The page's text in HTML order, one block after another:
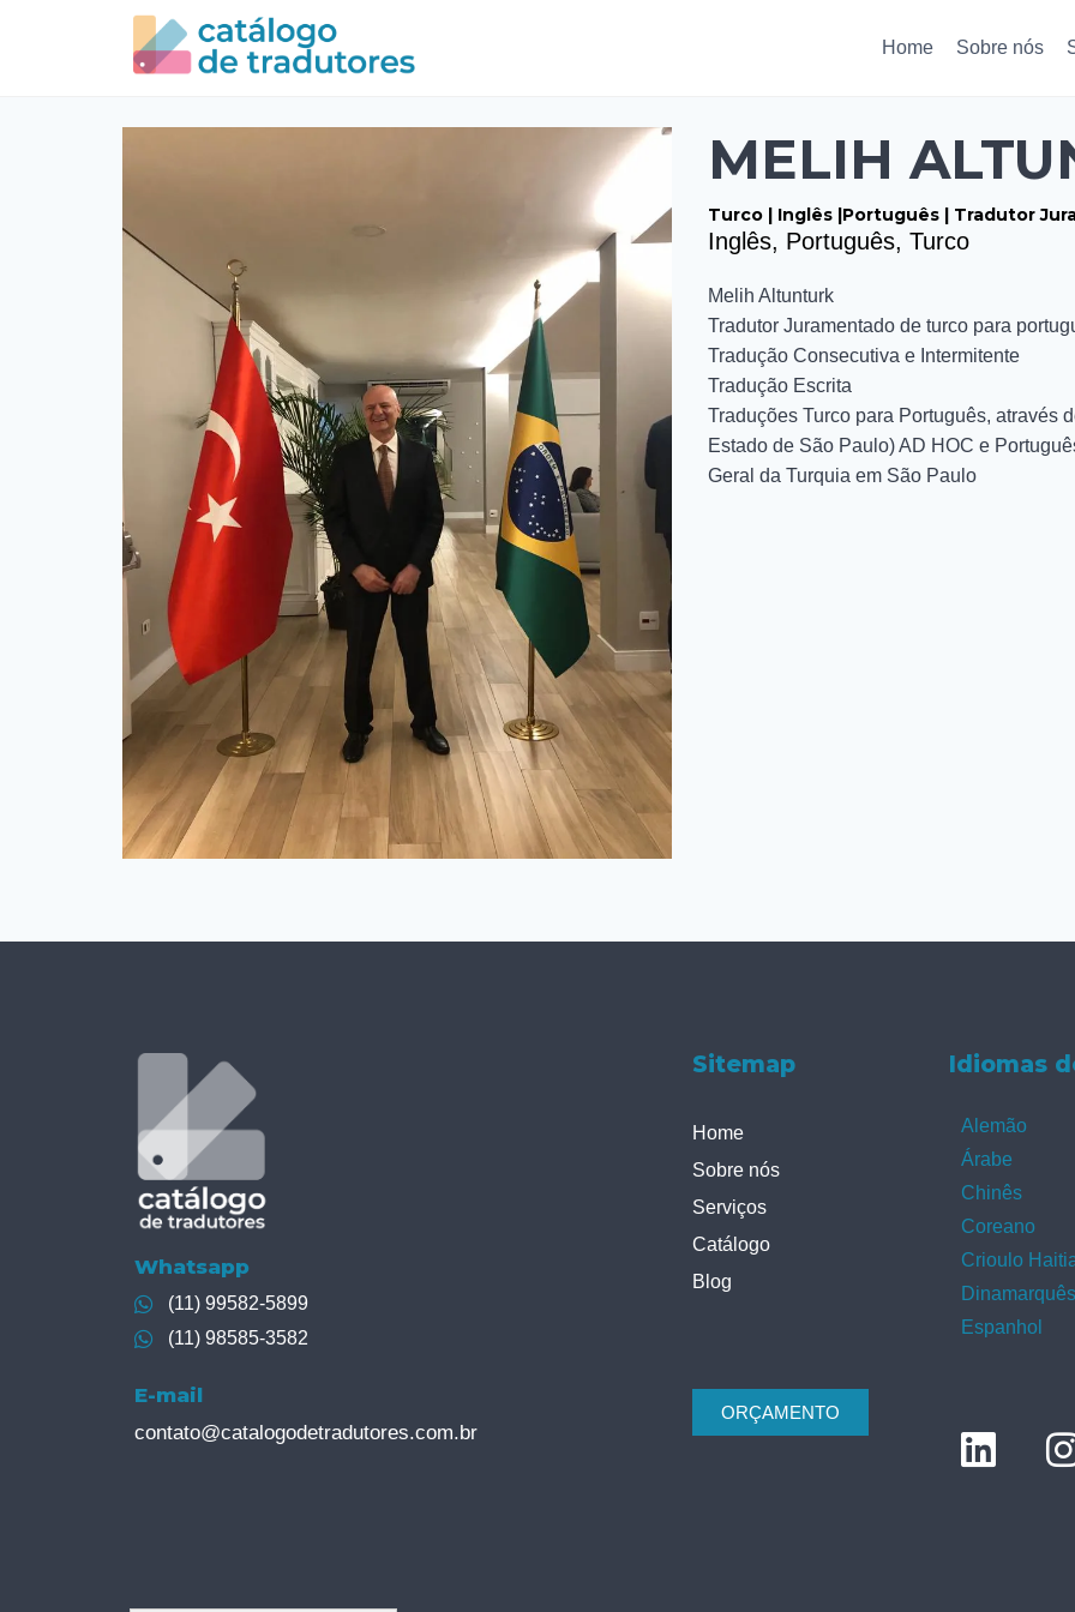
Home Sobre nós
MELIH
Turco | Inglês |Português | Tradutor
Inglês, Português, Turco
Melih Altunturk
Tradutor Juramentado de turco para
Tradução Consecutiva e Intermitente
Tradução Escrita
Traduções Turco para Português, através
Estado de São Paulo) AD HOC e
Geral da Turquia em São Paulo
Whatsapp
(11) 99582-5899
(11) 98585-3582
E-mail
contato@catalogodetradutores.com.br
Sitemap
Home
Sobre nós
Serviços
Catálogo
Blog
ORÇAMENTO
Idiomas
Alemão
Árabe
Chinês
Coreano
Crioulo
Dinamarquês
Espanhol